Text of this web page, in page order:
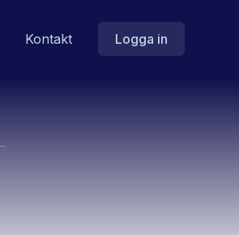
Kontakt Logga in